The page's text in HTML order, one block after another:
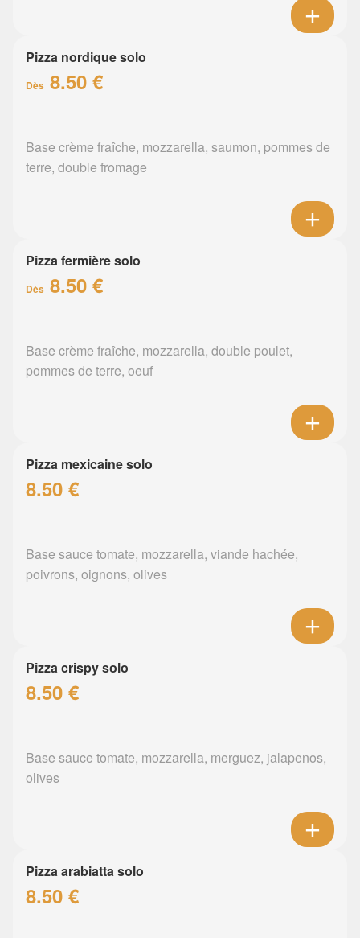
Pizza nordique solo
Dès 8.50 €
Base crème fraîche, mozzarella, saumon, pommes de
terre, double fromage
Pizza fermière solo
Dès 8.50 €
Base crème fraîche, mozzarella, double poulet,
pommes de terre, oeuf
Pizza mexicaine solo
8.50 €
Base sauce tomate, mozzarella, viande hachée,
poivrons, oignons, olives
Pizza crispy solo
8.50 €
Base sauce tomate, mozzarella, merguez, jalapenos,
olives
Pizza arabiatta solo
8.50 €